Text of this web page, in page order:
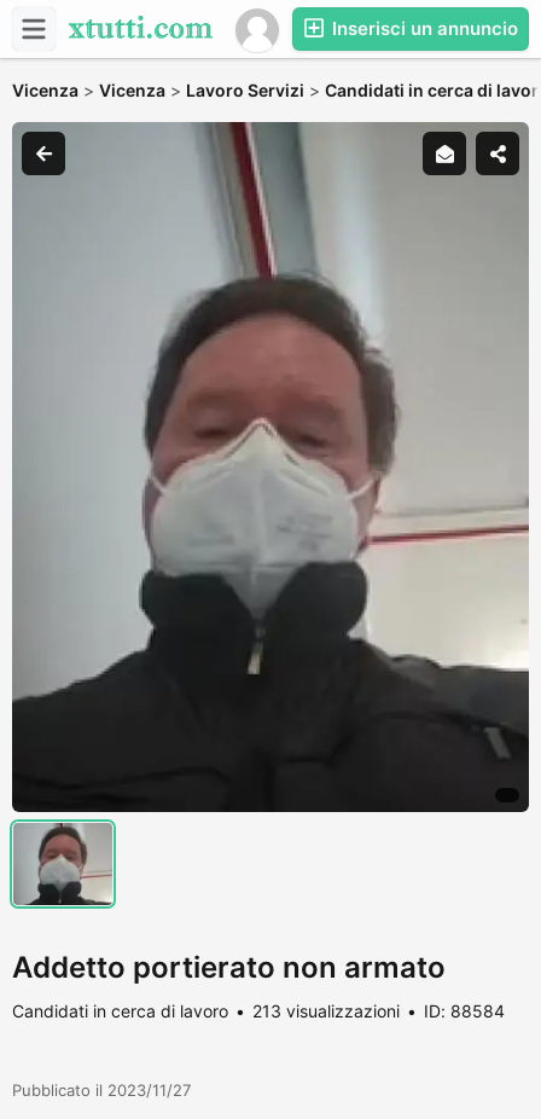
Inserisci un annuncio
Vicenza > Vicenza > Lavoro Servizi > Candidati in cerca di
Addetto portierato non armato
Candidati in cerca di lavoro 213 visualizzazioni ID: 88584
Pubblicato il 2023/11/27